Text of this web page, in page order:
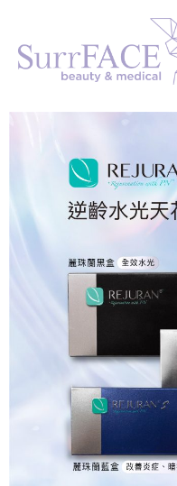
content